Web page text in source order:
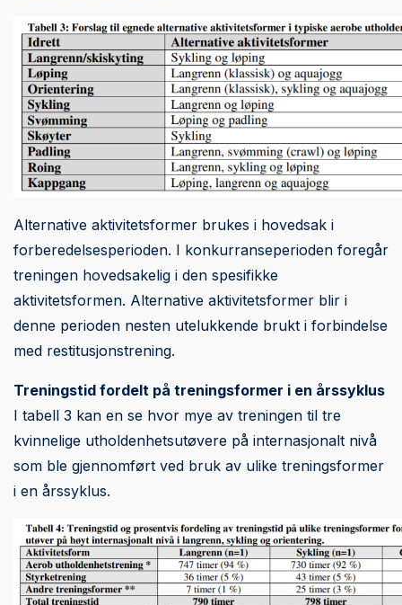
Alternative aktivitetsformer brukes i hovedsak i
forberedelsesperioden. I konkurranseperioden foregår
treningen hovedsakelig i den spesifikke
aktivitetsformen. Alternative aktivitetsformer blir i
denne perioden nesten utelukkende brukt i forbindelse
med restitusjonstrening.
Treningstid fordelt på treningsformer i en årssyklus
I tabell 3 kan en se hvor mye av treningen til tre
kvinnelige utholdenhetsutøvere på internasjonalt nivå
som ble gjennomført ved bruk av ulike treningsformer
i en årssyklus.